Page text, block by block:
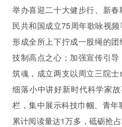
举办喜迎二十大健步行、新
民共和国成立75周年歌咏视
形成全所上下拧成一股绳的
技制高点之心；加强宣传引
筑魂，成立两支以周立三院
细落小中讲好新时代科学家
栏，集中展示科技巾帼、青年
累计阅读量达1万多，砥砺抢